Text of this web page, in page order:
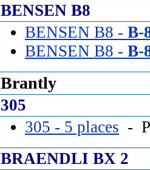
BENSEN B8
BENSEN B8 - B-
BENSEN B8 - B-
Brantly
305
305 - 5 places -
BRAENDLI BX 2